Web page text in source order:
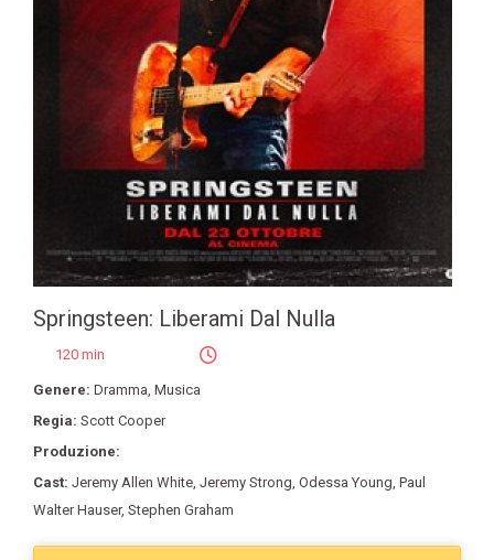
Springsteen: Liberami Dal Nulla
120 min
Genere: Dramma Musica
Regia: Scott Cooper
Produzione:
Cast: Jeremy Allen White Jeremy Strong Odessa Young Paul
Walter Hauser, Stephen Graham